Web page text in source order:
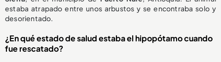
estaba atrapado entre unos arbustos y se encontraba solo y
desorientado.
¿En qué estado de salud estaba el hipopótamo cuando
fue rescatado?